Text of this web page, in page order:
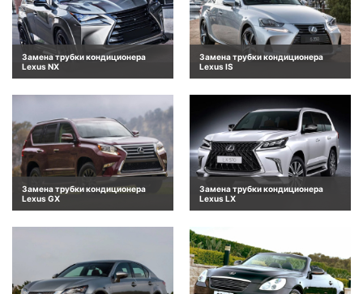
Замена трубки кондиционера
Lexus NX
Замена трубки кондиционера
Lexus IS
Замена трубки кондиционера
Lexus GX
Замена трубки кондиционера
Lexus LX